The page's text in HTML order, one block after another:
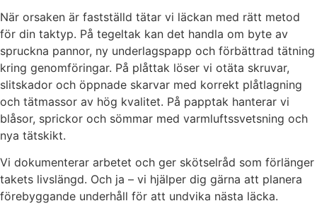
När orsaken är fastställd tätar vi läckan med rätt metod
för din taktyp. På tegeltak kan det handla om byte av
spruckna pannor, ny underlagspapp och förbättrad tätning
kring genomföringar. På plåttak löser vi otäta skruvar,
slitskador och öppnade skarvar med korrekt plåtlagning
och tätmassor av hög kvalitet. På papptak hanterar vi
blåsor, sprickor och sömmar med varmluftssvetsning och
nya tätskikt.
Vi dokumenterar arbetet och ger skötselråd som förlänger
takets livslängd. Och ja – vi hjälper dig gärna att planera
förebyggande underhåll för att undvika nästa läcka.